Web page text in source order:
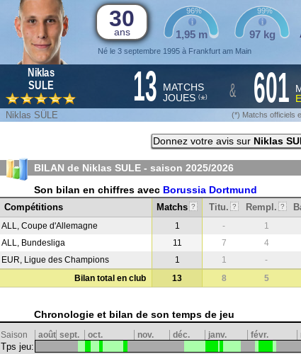
30
ans
Né le 3 septembre 1995 à Frankfurt am Main
1,95 m
96%
97 kg
99%
Niklas
SULE
13 MATCHS
JOUES (*) & 601
Niklas SÜLE (*) Matchs officiels
Donnez votre avis sur Niklas
BILAN de Niklas SULE - saison 2025/2026
Son bilan en chiffres avec Borussia Dortmund
Compétitions
Matchs ? Titu. ? Rempl. ?
ALL, Coupe d'Allemagne 1 - 1
ALL, Bundesliga
11 7 4
EUR, Ligue des Champions
1 1 -
Bilan total en club
13 8 5
Chronologie et bilan de son temps de jeu
Saison août sept. oct. nov. déc. janv. févr.
Tps jeu: